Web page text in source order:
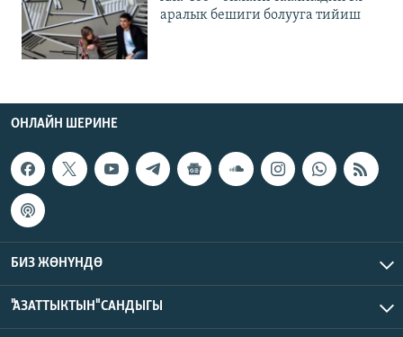
аралык бешиги болууга тийиш
ОНЛАЙН ШЕРИНЕ
БИЗ ЖӨНҮНДӨ
"АЗАТТЫКТЫН" САНДЫГЫ